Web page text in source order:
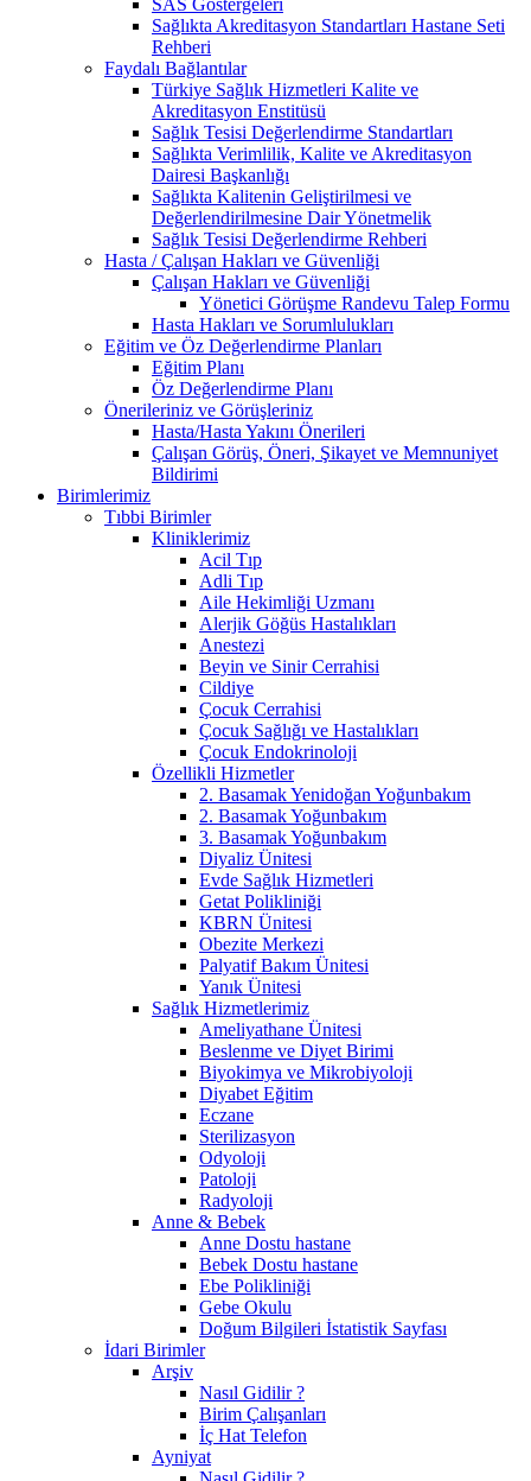
Sağlıkta Akreditasyon Standartları Hastane Seti
Rehberi
Faydalı Bağlantılar
Türkiye Sağlık Hizmetleri Kalite ve
Akreditasyon Enstitüsü
Sağlık Tesisi Değerlendirme Standartları
Sağlıkta Verimlilik, Kalite ve Akreditasyon
Dairesi Başkanlığı
Sağlıkta Kalitenin Geliştirilmesi ve
Değerlendirilmesine Dair Yönetmelik
Sağlık Tesisi Değerlendirme Rehberi
Hasta / Çalışan Hakları ve Güvenliği
Çalışan Hakları ve Güvenliği
Yönetici Görüşme Randevu Talep Formu
Hasta Hakları ve Sorumlulukları
Eğitim ve Öz Değerlendirme Planları
Eğitim Planı
Öz Değerlendirme Planı
Önerileriniz ve Görüşleriniz
Hasta/Hasta Yakını Önerileri
Çalışan Görüş, Öneri, Şikayet ve Memnuniyet
Bildirimi
Birimlerimiz
Tıbbi Birimler
Kliniklerimiz
Acil Tıp
Adli Tıp
Aile Hekimliği Uzmanı
Alerjik Göğüs Hastalıkları
Anestezi
Beyin ve Sinir Cerrahisi
Cildiye
Çocuk Cerrahisi
Çocuk Sağlığı ve Hastalıkları
Çocuk Endokrinoloji
Özellikli Hizmetler
2. Basamak Yenidoğan Yoğunbakım
2. Basamak Yoğunbakım
3. Basamak Yoğunbakım
Diyaliz Ünitesi
Evde Sağlık Hizmetleri
Getat Polikliniği
KBRN Ünitesi
Obezite Merkezi
Palyatif Bakım Ünitesi
Yanık Ünitesi
Sağlık Hizmetlerimiz
Ameliyathane Ünitesi
Beslenme ve Diyet Birimi
Biyokimya ve Mikrobiyoloji
Diyabet Eğitim
Eczane
Sterilizasyon
Odyoloji
Patoloji
Radyoloji
Anne & Bebek
Anne Dostu hastane
Bebek Dostu hastane
Ebe Polikliniği
Gebe Okulu
Doğum Bilgileri İstatistik Sayfası
İdari Birimler
Arşiv
Nasıl Gidilir ?
Birim Çalışanları
İç Hat Telefon
Ayniyat